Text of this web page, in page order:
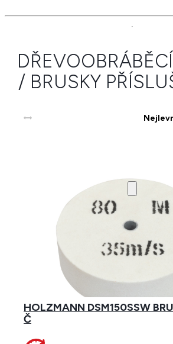
/ BRUSKY
HOLZMANN DSM150SSW
Č